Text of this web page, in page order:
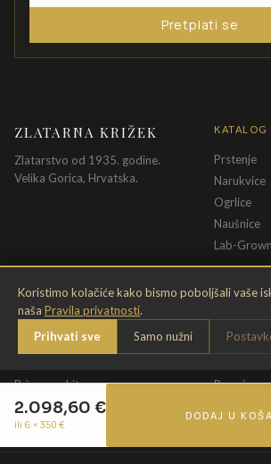
2.098,60 €
ili 6 × 350 €
DODAJ U
Koristimo kolačiće kako bismo poboljšali vaše
naša Pravila privatnosti.
Prihvati sve
Samo nužni
Pretplati se
ZLATARNA KRIŽEK
Zlatarstvo od 1935. godine.
Velika Gorica, Hrvatska.
KATALOG
Prstenje
Narukvice
Ogrlice
Naušnice
Lab-Grown
INFORMACIJE
O nama
Kontakt
Briga o nakitu
Jamstvo
PRAVNE
Pravila
Opći uvjeti
Promjena